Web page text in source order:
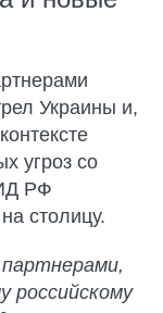
Украины и,
угроз со
РФ
столицу.
российскому